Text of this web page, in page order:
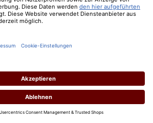
Sekt extra trocken
0.75 Liter(17,20 € / 1 Liter)